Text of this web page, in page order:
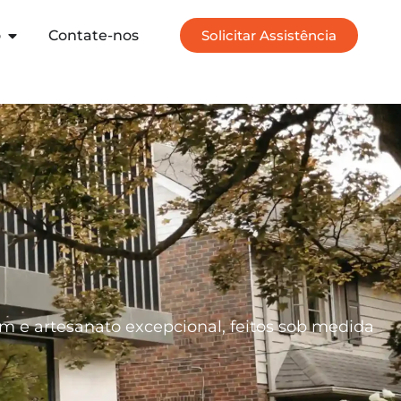
Contate-nos Solicitar Assistência
e artesanato excepcional, feitos sob medida